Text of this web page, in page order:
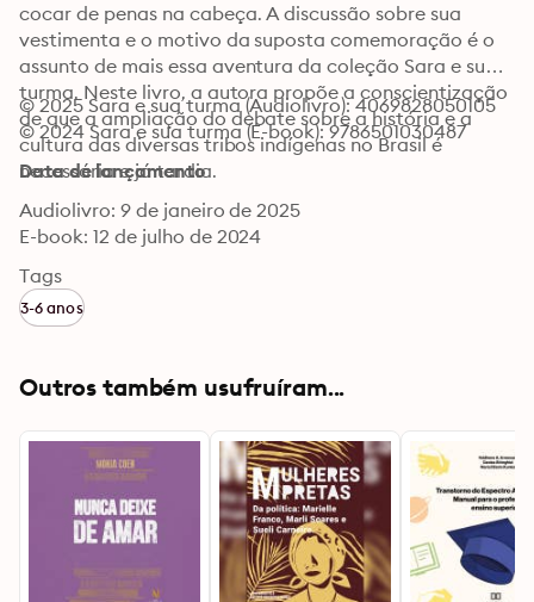
cocar de penas na cabeça. A discussão sobre sua
vestimenta e o motivo da suposta comemoração é o
assunto de mais essa aventura da coleção Sara e sua
turma. Neste livro, a autora propõe a conscientização
de que a ampliação do debate sobre a história e a
cultura das diversas tribos indígenas no Brasil é
necessária e já tardia.
© 2025 Sara e sua turma (Audiolivro): 4069828050105
© 2024 Sara e sua turma (E-book): 9786501030487
Data de lançamento
Audiolivro: 9 de janeiro de 2025
E-book: 12 de julho de 2024
Tags
3-6 anos
Outros também usufruíram...